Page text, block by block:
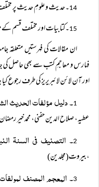
14۔حدیث و علومِ حدیث پر
15۔کتابیات اور مختلف قسم
ان مقالات کی فہرستیں متعلقہ
فہارس و معاجمِ کتب سے بھی حاصل
اور آن لائن لائبریریز کی طرف رجوع
1۔ دلیل مؤلفات الحدیث
عطیہ، صلاح الدین حفنی، محمد خیر
2۔ التصنیف فی السنۃ
،بیروت(مجلدین)
3۔ المعجم المصنف